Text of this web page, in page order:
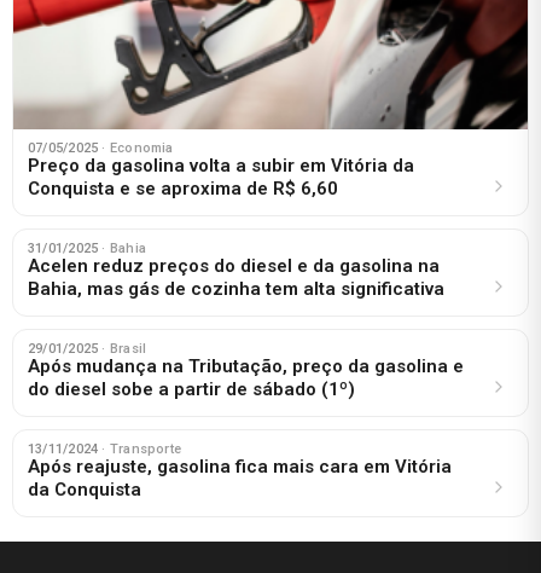
07/05/2025 · Economia
Preço da gasolina volta a subir em Vitória da
Conquista e se aproxima de R$ 6,60
31/01/2025 · Bahia
Acelen reduz preços do diesel e da gasolina na
Bahia, mas gás de cozinha tem alta significativa
29/01/2025 · Brasil
Após mudança na Tributação, preço da gasolina e
do diesel sobe a partir de sábado (1º)
13/11/2024 · Transporte
Após reajuste, gasolina fica mais cara em Vitória
da Conquista